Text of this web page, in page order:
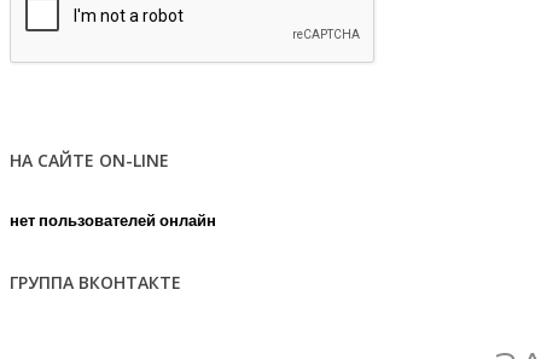
НА САЙТЕ ON-LINE
нет пользователей онлайн
ГРУППА ВКОНТАКТЕ